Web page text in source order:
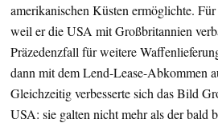
amerikanischen Küsten ermöglichte.
weil er die USA mit Großbritannien
Präzedenzfall für weitere
dann mit dem Lend-Lease-Abkommen
Gleichzeitig verbesserte sich das Bild
USA: sie galten nicht mehr als der bald